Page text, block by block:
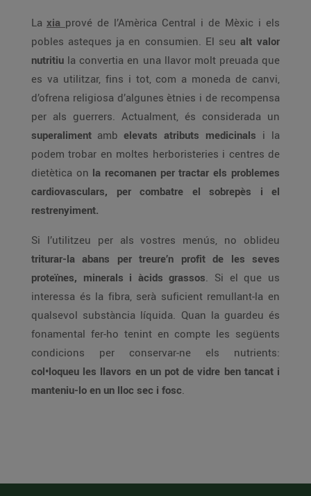
La xia prové de l’Amèrica Central i de Mèxic i els
pobles asteques ja en consumien. El seu alt valor
nutritiu la convertia en una llavor molt preuada que
es va utilitzar, fins i tot, com a moneda de canvi,
d’ofrena religiosa d’algunes ètnies i de recompensa
per als guerrers. Actualment, és considerada un
superaliment amb elevats atributs medicinals i la
podem trobar en moltes herboristeries i centres de
dietètica on la recomanen per tractar els problemes
cardiovasculars, per combatre el sobrepès i el
restrenyiment.
Si l’utilitzeu per als vostres menús, no oblideu
triturar-la abans per treure’n profit de les seves
proteïnes, minerals i àcids grassos. Si el que us
interessa és la fibra, serà suficient remullant-la en
qualsevol substància líquida. Quan la guardeu és
fonamental fer-ho tenint en compte les següents
condicions per conservar-ne els nutrients:
col•loqueu les llavors en un pot de vidre ben tancat i
manteniu-lo en un lloc sec i fosc.